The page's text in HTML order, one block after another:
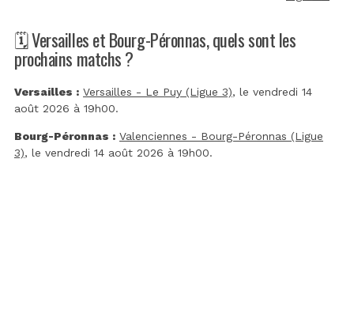
🗓️ Versailles et Bourg-Péronnas, quels sont les
prochains matchs ?
Versailles : Versailles - Le Puy (Ligue 3), le vendredi 14
août 2026 à 19h00.
Bourg-Péronnas : Valenciennes - Bourg-Péronnas (Ligue
3), le vendredi 14 août 2026 à 19h00.